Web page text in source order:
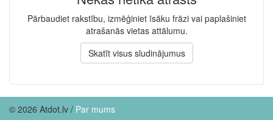
Pārbaudiet rakstību, izmēģiniet īsāku frāzi vai paplašiniet
atrašanās vietas attālumu.
Skatīt visus sludinājumus
© 2026 Atdot.lv / Par mums